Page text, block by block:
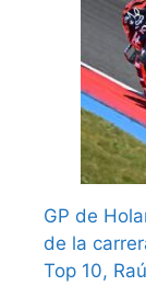
GP de
de la
Top 10,